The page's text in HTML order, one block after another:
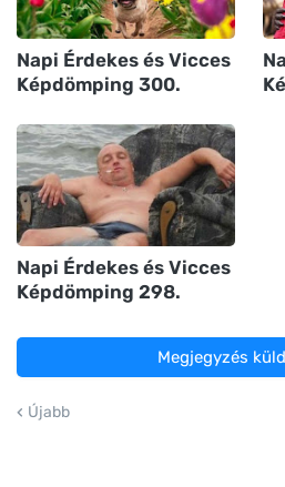
Napi Érdekes és Vicces
Képdömping 300.
Napi Érdekes és Vicces
Képdömping 298.
Megjegyzés
Újabb